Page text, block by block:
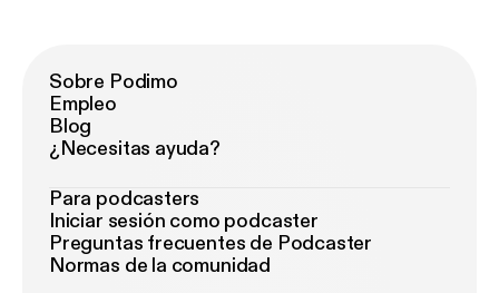
Sobre Podimo
Empleo
Blog
¿Necesitas ayuda?
Para podcasters
Iniciar sesión como podcaster
Preguntas frecuentes de Podcaster
Normas de la comunidad